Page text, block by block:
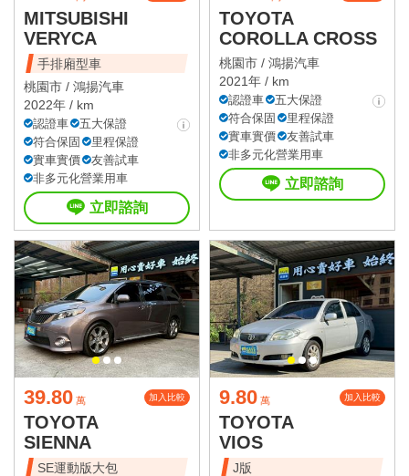
MITSUBISHI
VERYCA
手排廂型車
桃園市 / 鴻揚汽車
2022年 / km
認證車
五大保證
符合保固
里程保證
實車實價
友善試車
非多元化營業用車
立即諮詢
TOYOTA
COROLLA CROSS
桃園市 / 鴻揚汽車
2021年 / km
認證車
五大保證
符合保固
里程保證
實車實價
友善試車
非多元化營業用車
立即諮詢
39.80 萬 加入比較
TOYOTA
SIENNA
SE運動版大包
9.80 萬 加入比較
TOYOTA
VIOS
J版